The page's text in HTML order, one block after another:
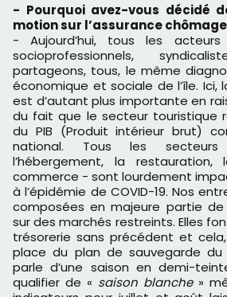
- Pourquoi avez-vous décidé de présenter cette
motion sur l’assurance chômage
- Aujourd’hui, tous les
socioprofessionnels,
partageons, tous, le même
économique et sociale de l’île. Ici,
est d’autant plus importante en
du fait que le secteur touristique
du PIB (Produit intérieur brut)
national. Tous les
l’hébergement, la
commerce - sont lourdement
à l’épidémie de COVID-19. Nos
composées en majeure partie de
sur des marchés restreints. Elles
trésorerie sans précédent et
place du plan de sauvegarde du
parle d’une saison en demi-
qualifier de « saison blanche »